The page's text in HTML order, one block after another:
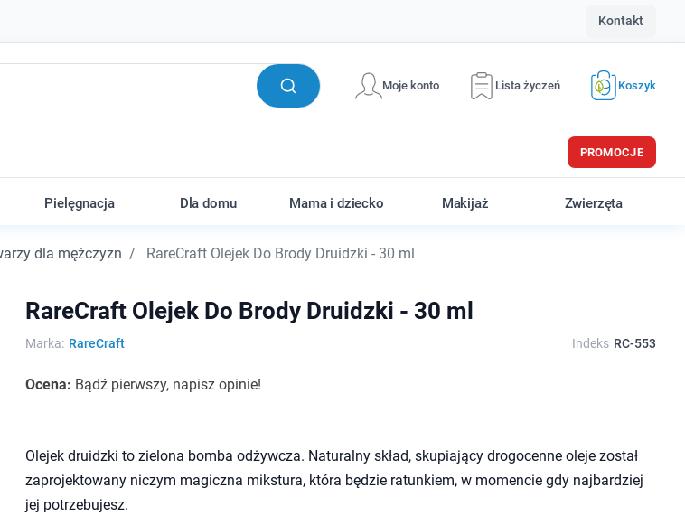
Kontakt
Moje konto Lista życzeń Koszyk
PROMOCJE
Pielęgnacja Dla domu Mama i dziecko Makijaż Zwierzęta
dla mężczyzn RareCraft Olejek Do Brody Druidzki - 30 ml
RareCraft Olejek Do Brody Druidzki - 30 ml
Marka: RareCraft Indeks RC-553
Ocena: Bądź pierwszy, napisz opinie!
Olejek druidzki to zielona bomba odżywcza. Naturalny skład, skupiający drogocenne oleje został
zaprojektowany niczym magiczna mikstura, która będzie ratunkiem, w momencie gdy najbardziej
jej potrzebujesz.